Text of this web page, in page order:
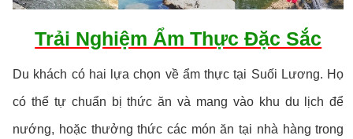
Trải Nghiệm Ẩm Thực Đặc Sắc
Du khách có hai lựa chọn về ẩm thực tại Suối Lương. Họ
có thể tự chuẩn bị thức ăn và mang vào khu du lịch để
nướng, hoặc thưởng thức các món ăn tại nhà hàng trong